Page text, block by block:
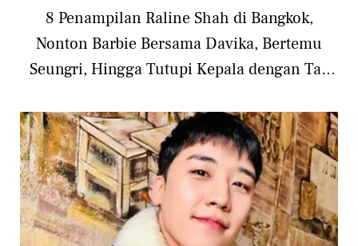
8 Penampilan Raline Shah di Bangkok,
Nonton Barbie Bersama Davika, Bertemu
Seungri, Hingga Tutupi Kepala dengan Tas